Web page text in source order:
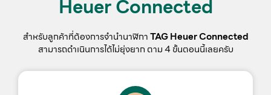
Heuer Connected
สำหรับลูกค้าที่ต้องการจำนำนาฬิกาTAG Heuer Connected
สามารถดำเนินการได้ไม่ยุ่งยาก ตาม 4 ขั้นตอนนี้เลยครับ